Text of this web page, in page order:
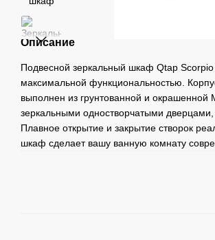
Описание
Подвесной зеркальный шкаф Qtap
максимальной функциональностью.
выполнен из грунтованной и
зеркальными одностворчатыми
Плавное открытие и закрытие створок
шкаф сделает вашу ванную комнату